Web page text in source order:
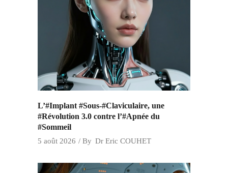
L’#Implant #Sous-#Claviculaire, une
#Révolution 3.0 contre l’#Apnée du
#Sommeil
5 août 2026 By Dr Eric COUHET